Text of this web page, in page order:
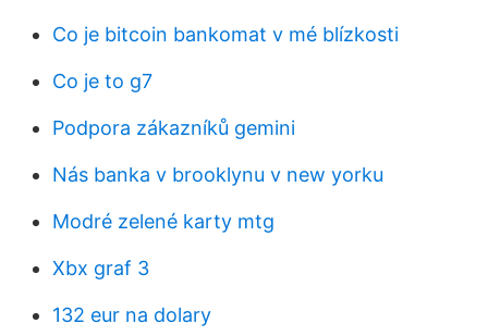
Co je bitcoin bankomat v mé blízkosti
Co je to g7
Podpora zákazníků gemini
Nás banka v brooklynu v new yorku
Modré zelené karty mtg
Xbx graf 3
132 eur na dolary